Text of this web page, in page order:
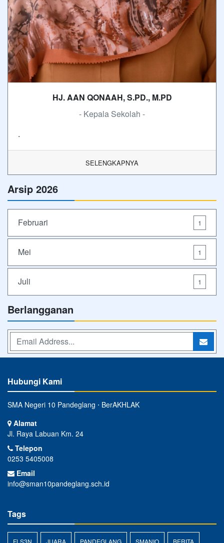
HJ. AAN QONAAH, S.PD., M.PD
- Kepala Sekolah -
.
SELENGKAPNYA
Arsip 2026
Februari 1
Mei 1
Juli 1
Berlangganan
Hubungi Kami
SMA Negeri 10 Pandeglang ⋅ BerAKHLAK
Alamat
Jl. Raya Labuan Km. 24
Telepon
0253 5405008
Email
info@sman10pandeglang.sch.id
Tags
FLS3N JUARA PANDEGLANG SMANIO BERITA